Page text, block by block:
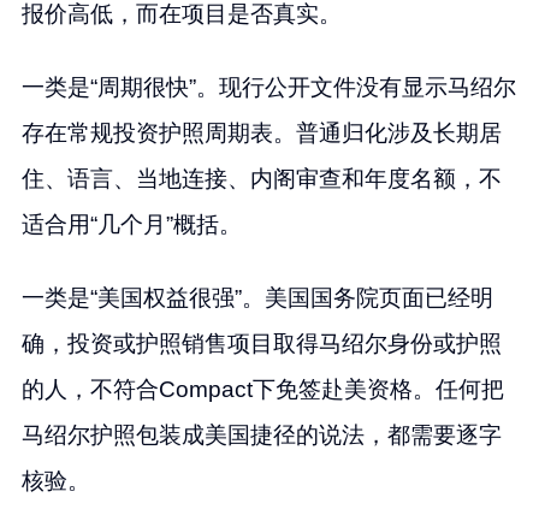
报价高低，而在项目是否真实。
一类是“周期很快”。现行公开文件没有显示马绍尔
存在常规投资护照周期表。普通归化涉及长期居
住、语言、当地连接、内阁审查和年度名额，不
适合用“几个月”概括。
一类是“美国权益很强”。美国国务院页面已经明
确，投资或护照销售项目取得马绍尔身份或护照
的人，不符合Compact下免签赴美资格。任何把
马绍尔护照包装成美国捷径的说法，都需要逐字
核验。